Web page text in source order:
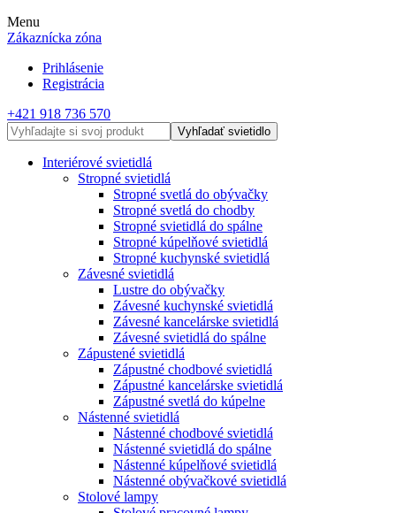
Menu
Zákaznícka zóna
Prihlásenie
Registrácia
+421 918 736 570
Vyhľadať svietidlo
Interiérové svietidlá
Stropné svietidlá
Stropné svetlá do obývačky
Stropné svetlá do chodby
Stropné svietidlá do spálne
Stropné kúpelňové svietidlá
Stropné kuchynské svietidlá
Závesné svietidlá
Lustre do obývačky
Závesné kuchynské svietidlá
Závesné kancelárske svietidlá
Závesné svietidlá do spálne
Zápustené svietidlá
Zápustné chodbové svietidlá
Zápustné kancelárske svietidlá
Zápustné svetlá do kúpelne
Nástenné svietidlá
Nástenné chodbové svietidlá
Nástenné svietidlá do spálne
Nástenné kúpelňové svietidlá
Nástenné obývačkové svietidlá
Stolové lampy